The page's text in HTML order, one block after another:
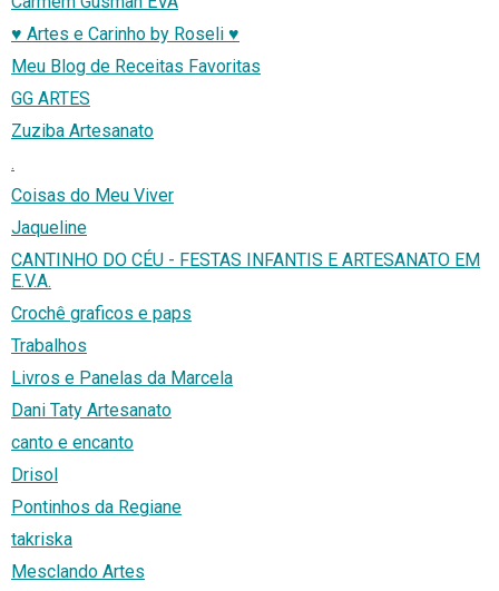
♥ Artes e Carinho by Roseli ♥
Meu Blog de Receitas Favoritas
GG ARTES
Zuziba Artesanato
.
Coisas do Meu Viver
Jaqueline
CANTINHO DO CÉU - FESTAS INFANTIS E ARTESANATO EM
E.V.A.
Crochê graficos e paps
Trabalhos
Livros e Panelas da Marcela
Dani Taty Artesanato
canto e encanto
Drisol
Pontinhos da Regiane
takriska
Mesclando Artes